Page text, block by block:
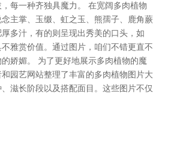
每一种齐独具魔力。 在宽阔多肉植物
主掌、玉缀、虹之玉、熊孺子、鹿角蕨
多汁，有的则呈现出秀美的口头，如
雅赏价值。通过图片，咱们不错更直不
娇媚。 为了更好地展示多肉植物的魔
园艺网站整理了丰富的多肉植物图片大
滋长阶段以及搭配面目。这些图片不仅